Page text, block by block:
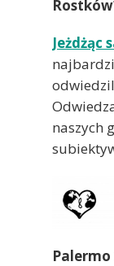
Rostków
Jeżdżąc
naszych
Palermo